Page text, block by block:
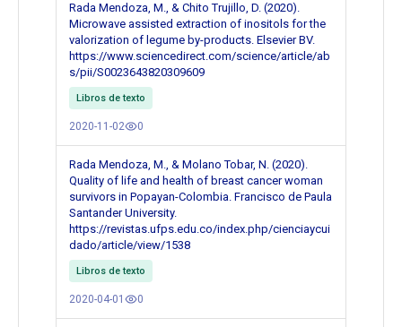
Rada Mendoza, M., & Chito Trujillo, D. (2020).
Microwave assisted extraction of inositols for the
valorization of legume by-products. Elsevier BV.
https://www.sciencedirect.com/science/article/ab
s/pii/S0023643820309609
Libros de texto
2020-11-02 0
Rada Mendoza, M., & Molano Tobar, N. (2020).
Quality of life and health of breast cancer woman
survivors in Popayan-Colombia. Francisco de Paula
Santander University.
https://revistas.ufps.edu.co/index.php/cienciaycui
dado/article/view/1538
Libros de texto
2020-04-01 0